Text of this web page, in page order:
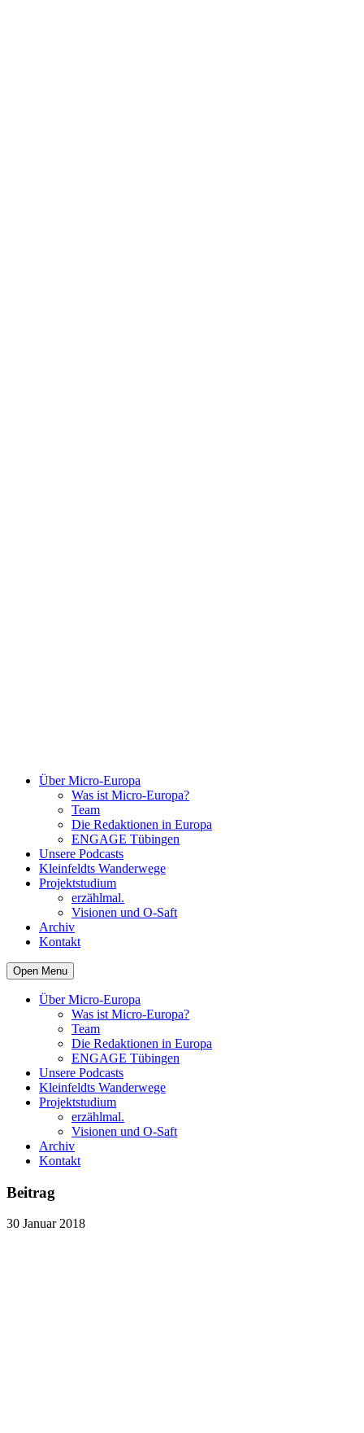
Über Micro-Europa
Was ist Micro-Europa?
Team
Die Redaktionen in Europa
ENGAGE Tübingen
Unsere Podcasts
Kleinfeldts Wanderwege
Projektstudium
erzählmal.
Visionen und O-Saft
Archiv
Kontakt
Open Menu
Über Micro-Europa
Was ist Micro-Europa?
Team
Die Redaktionen in Europa
ENGAGE Tübingen
Unsere Podcasts
Kleinfeldts Wanderwege
Projektstudium
erzählmal.
Visionen und O-Saft
Archiv
Kontakt
Beitrag
30 Januar 2018